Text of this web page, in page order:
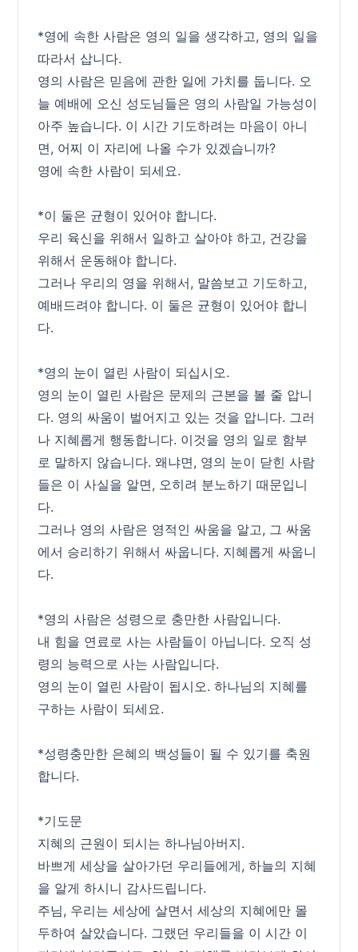
*영에 속한 사람은 영의 일을 생각하고, 영의 일을
따라서 삽니다.
영의 사람은 믿음에 관한 일에 가치를 둡니다. 오
늘 예배에 오신 성도님들은 영의 사람일 가능성이
아주 높습니다. 이 시간 기도하려는 마음이 아니
면, 어찌 이 자리에 나올 수가 있겠습니까?
영에 속한 사람이 되세요.
*이 둘은 균형이 있어야 합니다.
우리 육신을 위해서 일하고 살아야 하고, 건강을
위해서 운동해야 합니다.
그러나 우리의 영을 위해서, 말씀보고 기도하고,
예배드려야 합니다. 이 둘은 균형이 있어야 합니
다.
*영의 눈이 열린 사람이 되십시오.
영의 눈이 열린 사람은 문제의 근본을 볼 줄 압니
다. 영의 싸움이 벌어지고 있는 것을 압니다. 그러
나 지혜롭게 행동합니다. 이것을 영의 일로 함부
로 말하지 않습니다. 왜냐면, 영의 눈이 닫힌 사람
들은 이 사실을 알면, 오히려 분노하기 때문입니
다.
그러나 영의 사람은 영적인 싸움을 알고, 그 싸움
에서 승리하기 위해서 싸웁니다. 지혜롭게 싸웁니
다.
*영의 사람은 성령으로 충만한 사람입니다.
내 힘을 연료로 사는 사람들이 아닙니다. 오직 성
령의 능력으로 사는 사람입니다.
영의 눈이 열린 사람이 됩시오. 하나님의 지혜를
구하는 사람이 되세요.
*성령충만한 은혜의 백성들이 될 수 있기를 축원
합니다.
*기도문
지혜의 근원이 되시는 하나님아버지.
바쁘게 세상을 살아가던 우리들에게, 하늘의 지혜
을 알게 하시니 감사드립니다.
주님, 우리는 세상에 살면서 세상의 지혜에만 몰
두하여 살았습니다. 그랬던 우리들을 이 시간 이